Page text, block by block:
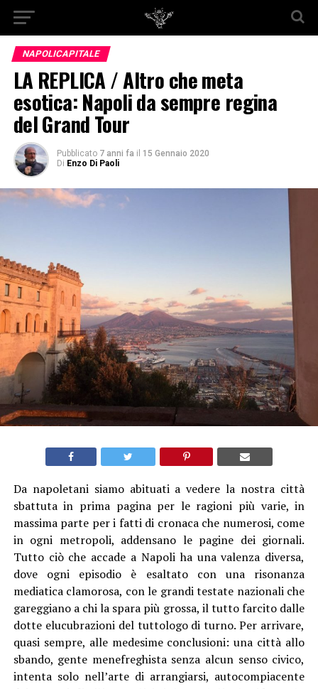
NAPOLICAPITALE
LA REPLICA / Altro che meta
esotica: Napoli da sempre regina
del Grand Tour
Pubblicato 7 anni fa il 15 Gennaio 2020
Di Enzo Di Paoli
Da napoletani siamo abituati a vedere la nostra città
sbattuta in prima pagina per le ragioni più varie, in
massima parte per i fatti di cronaca che numerosi, come
in ogni metropoli, addensano le pagine dei giornali.
Tutto ciò che accade a Napoli ha una valenza diversa,
dove ogni episodio è esaltato con una risonanza
mediatica clamorosa, con le grandi testate nazionali che
gareggiano a chi la spara più grossa, il tutto farcito dalle
dotte elucubrazioni del tuttologo di turno. Per arrivare,
quasi sempre, alle medesime conclusioni: una città allo
sbando, gente menefreghista senza alcun senso civico,
intenta solo nell’arte di arrangiarsi, autocompiacente